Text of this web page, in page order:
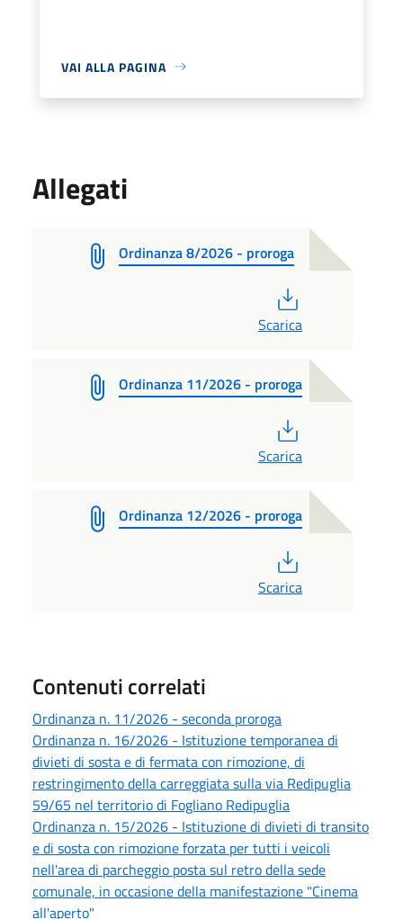
VAI ALLA PAGINA
Allegati
Ordinanza 8/2026 - proroga
Scarica
Ordinanza 11/2026 - proroga
Scarica
Ordinanza 12/2026 - proroga
Scarica
Contenuti correlati
Ordinanza n. 11/2026 - seconda proroga
Ordinanza n. 16/2026 - Istituzione temporanea di
divieti di sosta e di fermata con rimozione, di
restringimento della carreggiata sulla via Redipuglia
59/65 nel territorio di Fogliano Redipuglia
Ordinanza n. 15/2026 - Istituzione di divieti di transito
e di sosta con rimozione forzata per tutti i veicoli
nell'area di parcheggio posta sul retro della sede
comunale, in occasione della manifestazione "Cinema
all'aperto"